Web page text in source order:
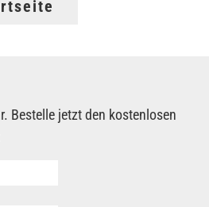
Bestelle jetzt den kostenlosen